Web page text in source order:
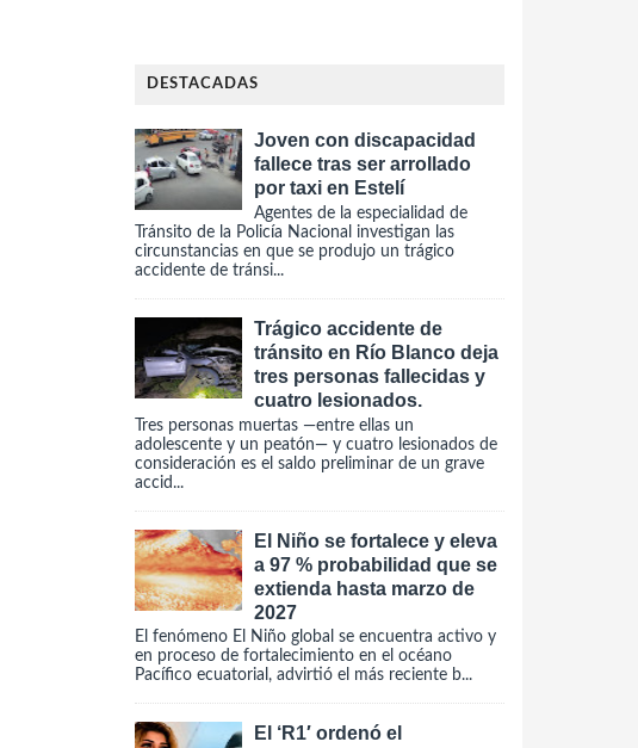
DESTACADAS
Joven con discapacidad
fallece tras ser arrollado
por taxi en Estelí
Agentes de la especialidad de
Tránsito de la Policía Nacional investigan las
circunstancias en que se produjo un trágico
accidente de tránsi...
Trágico accidente de
tránsito en Río Blanco deja
tres personas fallecidas y
cuatro lesionados.
Tres personas muertas —entre ellas un
adolescente y un peatón— y cuatro lesionados de
consideración es el saldo preliminar de un grave
accid...
El Niño se fortalece y eleva
a 97 % probabilidad que se
extienda hasta marzo de
2027
El fenómeno El Niño global se encuentra activo y
en proceso de fortalecimiento en el océano
Pacífico ecuatorial, advirtió el más reciente b...
El ‘R1′ ordenó el